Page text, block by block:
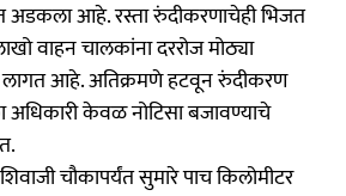
अडकला आहे. रस्ता रुंदीकरणाचेही भिजत
वाहन चालकांना दररोज मोठ्या
लागत आहे. अतिक्रमणे हटवून रुंदीकरण
अधिकारी केवळ नोटिसा बजावण्याचे
चौकापर्यंत सुमारे पाच किलोमीटर